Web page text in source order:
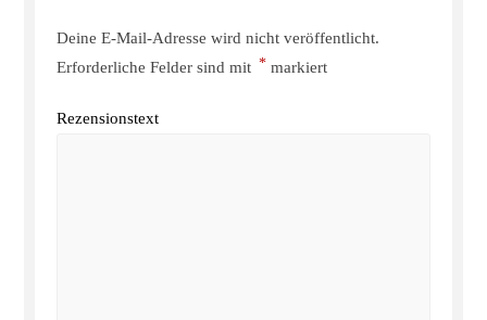
Deine E-Mail-Adresse wird nicht veröffentlicht.
Erforderliche Felder sind mit * markiert
Rezensionstext